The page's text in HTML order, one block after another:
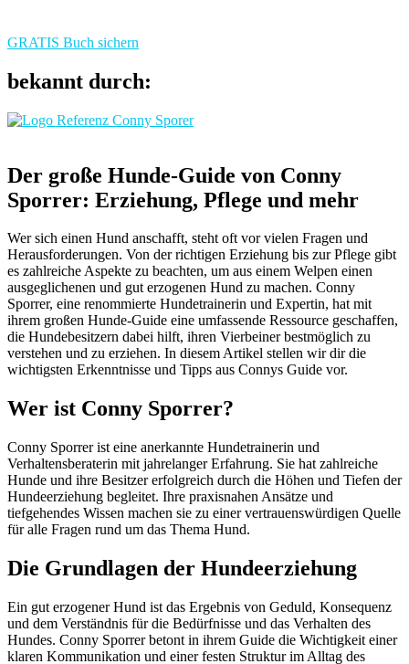
GRATIS Buch sichern
bekannt durch:
Der große Hunde-Guide von Conny
Sporrer: Erziehung, Pflege und mehr
Wer sich einen Hund anschafft, steht oft vor vielen Fragen und
Herausforderungen. Von der richtigen Erziehung bis zur Pflege gibt
es zahlreiche Aspekte zu beachten, um aus einem Welpen einen
ausgeglichenen und gut erzogenen Hund zu machen. Conny
Sporrer, eine renommierte Hundetrainerin und Expertin, hat mit
ihrem großen Hunde-Guide eine umfassende Ressource geschaffen,
die Hundebesitzern dabei hilft, ihren Vierbeiner bestmöglich zu
verstehen und zu erziehen. In diesem Artikel stellen wir dir die
wichtigsten Erkenntnisse und Tipps aus Connys Guide vor.
Wer ist Conny Sporrer?
Conny Sporrer ist eine anerkannte Hundetrainerin und
Verhaltensberaterin mit jahrelanger Erfahrung. Sie hat zahlreiche
Hunde und ihre Besitzer erfolgreich durch die Höhen und Tiefen der
Hundeerziehung begleitet. Ihre praxisnahen Ansätze und
tiefgehendes Wissen machen sie zu einer vertrauenswürdigen Quelle
für alle Fragen rund um das Thema Hund.
Die Grundlagen der Hundeerziehung
Ein gut erzogener Hund ist das Ergebnis von Geduld, Konsequenz
und dem Verständnis für die Bedürfnisse und das Verhalten des
Hundes. Conny Sporrer betont in ihrem Guide die Wichtigkeit einer
klaren Kommunikation und einer festen Struktur im Alltag des